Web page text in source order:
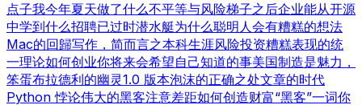
点子我今年夏天做了什么不平等与风险梯子之后企业能从开源
中学到什么招聘已过时潜水艇为什么聪明人会有糟糕的想法
Mac的回歸写作，简而言之本科生涯风险投资糟糕表现的统
一理论如何创业你将来会希望自己知道的事美国制造是魅力，
笨蛋布拉德利的幽灵1.0 版本泡沫的正确之处文章的时代
Python 悖论伟大的黑客注意差距如何创造财富“黑客”一词你